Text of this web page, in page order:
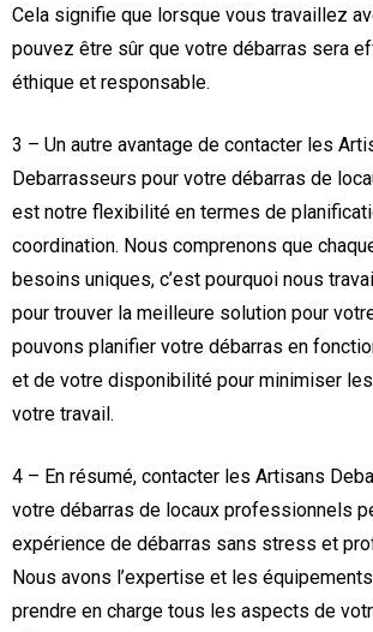
Cela signifie que lorsque vous travaillez
pouvez être sûr que votre débarras sera
éthique et responsable.
3 – Un autre avantage de contacter les
Debarrasseurs pour votre débarras de
est notre flexibilité en termes de
coordination. Nous comprenons que
besoins uniques, c’est pourquoi nous
pour trouver la meilleure solution pour
pouvons planifier votre débarras en
et de votre disponibilité pour minimiser
votre travail.
4 – En résumé, contacter les Artisans
votre débarras de locaux professionnels
expérience de débarras sans stress et
Nous avons l’expertise et les
prendre en charge tous les aspects de